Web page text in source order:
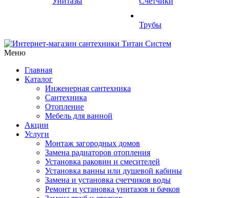
Трубы
Меню
Главная
Каталог
Инженерная сантехника
Сантехника
Отопление
Мебель для ванной
Акции
Услуги
Монтаж загородных домов
Замена радиаторов отопления
Установка раковин и смесителей
Установка ванны или душевой кабины
Замена и установка счетчиков воды
Ремонт и установка унитазов и бачков